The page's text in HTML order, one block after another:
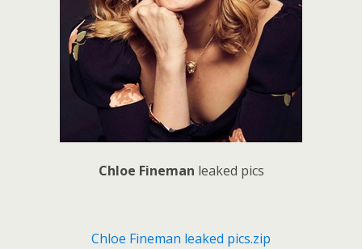
Chloe Fineman leaked pics
Chloe Fineman leaked pics.zip